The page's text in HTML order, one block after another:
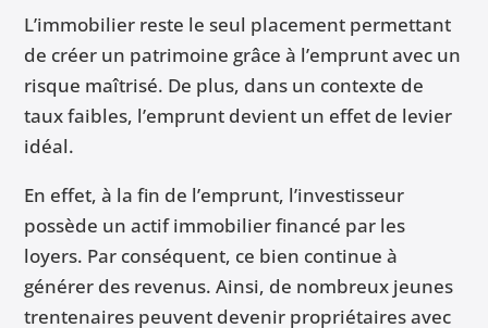
L’immobilier reste le seul placement permettant
de créer un patrimoine grâce à l’emprunt avec un
risque maîtrisé. De plus, dans un contexte de
taux faibles, l’emprunt devient un effet de levier
idéal.
En effet, à la fin de l’emprunt, l’investisseur
possède un actif immobilier financé par les
loyers. Par conséquent, ce bien continue à
générer des revenus. Ainsi, de nombreux jeunes
trentenaires peuvent devenir propriétaires avec